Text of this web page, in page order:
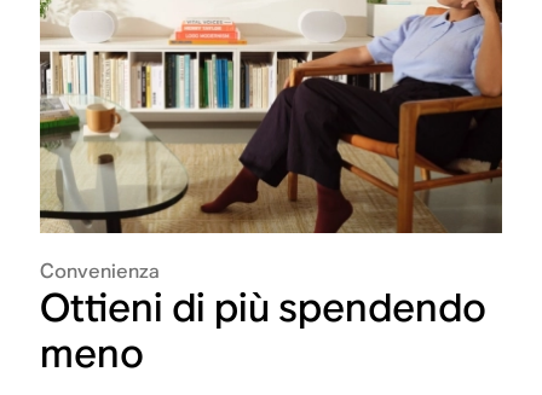
Convenienza
Ottieni di più spendendo
meno